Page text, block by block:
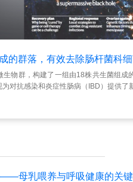
的群落，有效去除肠杆菌科
生物群，构建了一组由18株共生菌组
对抗感染和炎症性肠病（IBD）提供了
母乳喂养与呼吸健康的关